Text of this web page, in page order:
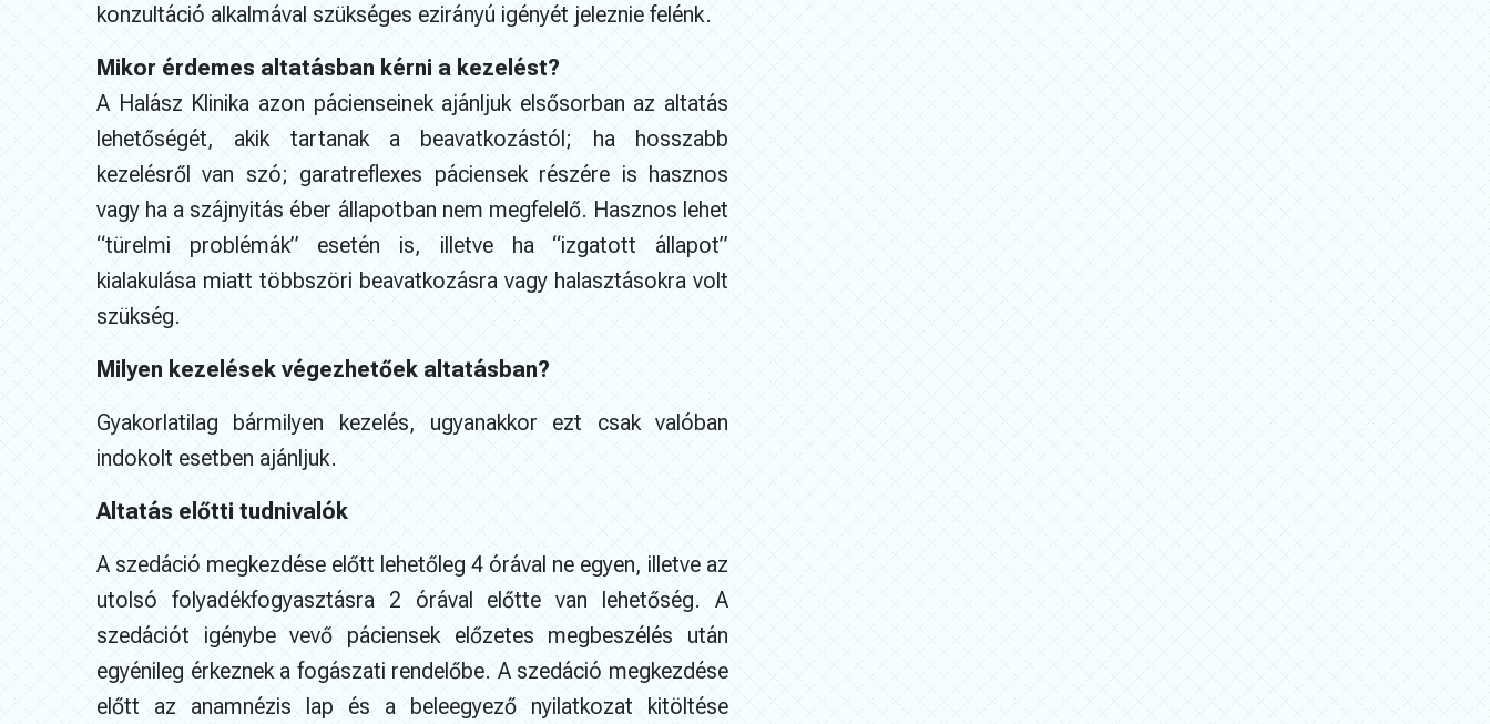
konzultáció alkalmával szükséges ezirányú igényét jeleznie felénk.
Mikor érdemes altatásban kérni a kezelést?
A Halász Klinika azon pácienseinek ajánljuk elsősorban az altatás
lehetőségét, akik tartanak a beavatkozástól; ha hosszabb
kezelésről van szó; garatreflexes páciensek részére is hasznos
vagy ha a szájnyitás éber állapotban nem megfelelő. Hasznos lehet
“türelmi problémák” esetén is, illetve ha “izgatott állapot”
kialakulása miatt többszöri beavatkozásra vagy halasztásokra volt
szükség.
Milyen kezelések végezhetőek altatásban?
Gyakorlatilag bármilyen kezelés, ugyanakkor ezt csak valóban
indokolt esetben ajánljuk.
Altatás előtti tudnivalók
A szedáció megkezdése előtt lehetőleg 4 órával ne egyen, illetve az
utolsó folyadékfogyasztásra 2 órával előtte van lehetőség. A
szedációt igénybe vevő páciensek előzetes megbeszélés után
egyénileg érkeznek a fogászati rendelőbe. A szedáció megkezdése
előtt az anamnézis lap és a beleegyező nyilatkozat kitöltése